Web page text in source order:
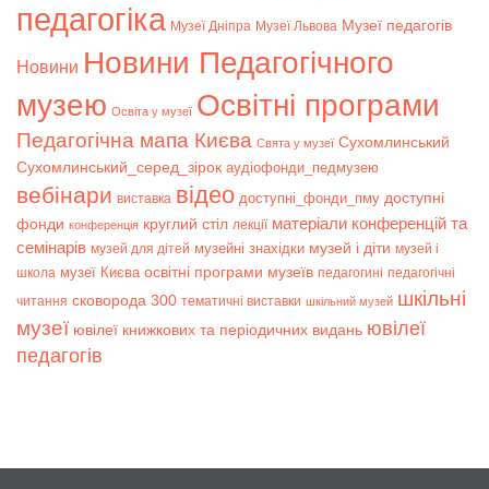
педагогіка Музеї Дніпра Музеї Львова Музеї педагогів
Новини Новини Педагогічного
музею Освіта у музеї Освітні програми
Педагогічна мапа Києва Свята у музеї Сухомлинський
Сухомлинський_серед_зірок аудіофонди_педмузею
вебінари виставка відео доступні_фонди_пму доступні
фонди конференція круглий стіл лекції матеріали конференцій та
семінарів музей для дітей музейні знахідки музей і діти музей і
школа музеї Києва освітні програми музеїв педагогині педагогічні
читання сковорода 300 тематичні виставки шкільний музей шкільні
музеї ювілеї книжкових та періодичних видань ювілеї
педагогів